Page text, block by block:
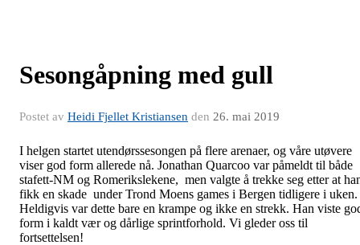
Sesongåpning med gull
Postet av Heidi Fjellet Kristiansen den 26. mai 2019
I helgen startet utendørssesongen på flere arenaer, og våre utøvere
viser god form allerede nå. Jonathan Quarcoo var påmeldt til både
stafett-NM og Romerikslekene, men valgte å trekke seg etter at
fikk en skade under Trond Moens games i Bergen tidligere i uken.
Heldigvis var dette bare en krampe og ikke en strekk. Han viste
form i kaldt vær og dårlige sprintforhold. Vi gleder oss til
fortsettelsen!